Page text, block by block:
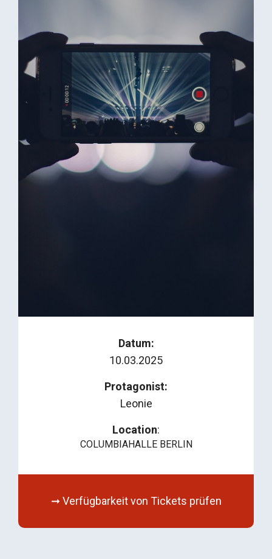
Datum:
10.03.2025
Protagonist:
Leonie
Location:
COLUMBIAHALLE BERLIN
➞ Verfügbarkeit von Tickets prüfen